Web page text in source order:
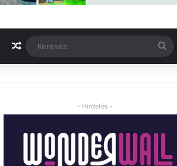
Véletlen cikk
- Hirdetés -